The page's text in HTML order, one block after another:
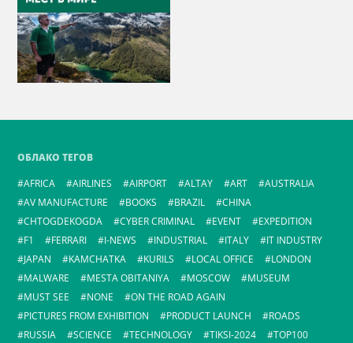
ОБЛАКО ТЕГОВ
AFRICA
AIRLINES AIRPORT ALTAY ART
AUSTRALIA
AV MANUFACTURE
BOOKS BRAZIL
CHINA
CHTOGDEKOGDA
CYBER CRIMINAL EVENT
EXPEDITION
F1
FERRARI I-NEWS INDUSTRIAL ITALY
IT INDUSTRY
JAPAN
KAMCHATKA KURILS LOCAL OFFICE
LONDON
MALWARE
MESTA OBITANIYA MOSCOW
MUSEUM
MUST SEE
NONE
ON THE ROAD AGAIN
PICTURES FROM EXHIBITION
PRODUCT LAUNCH
ROADS
RUSSIA
SCIENCE TECHNOLOGY TIKSI-2024
TOP100